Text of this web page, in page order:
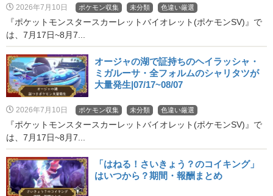
2026年7月10日 ポケモン収集 未分類 色違い厳選
『ポケットモンスタースカーレットバイオレット(ポケモンSV)』で
は、7月17日~8月7...
オージャの湖で証持ちのヘイラッシャ・
ミガルーサ・全フォルムのシャリタツが
大量発生|07/17~08/07
2026年7月10日 ポケモン収集 未分類 色違い厳選
『ポケットモンスタースカーレットバイオレット(ポケモンSV)』で
は、7月17日~8月7...
「はねる！さいきょう？のコイキング」
はいつから？期間・報酬まとめ